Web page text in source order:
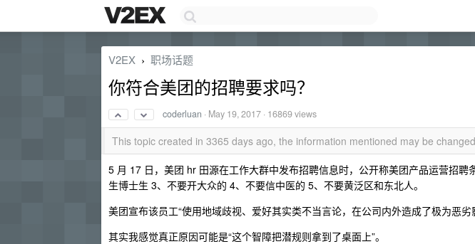
V2EX › 职场话题
你符合美团的招聘要求吗？
coderluan · May 19, 2017 · 16869 views
This topic created in 3365 days ago, the information mentioned may be
5 月 17 日，美团 hr 田源在工作大群中发布招聘信息时，公开称美团产品运营招聘
生博士生 3、不要开大众的 4、不要信中医的 5、不要黄泛区和东北人。
美团宣布该员工“使用地域歧视、爱好其实类不当言论，在公司内外造成了极为恶劣
其实我感觉真正原因可能是“这个智障把潜规则拿到了桌面上”。